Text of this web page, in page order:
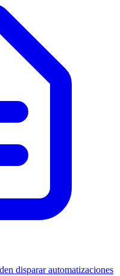
disparar automatizaciones